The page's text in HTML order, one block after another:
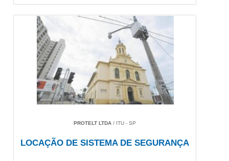
PROTELT LTDA / ITU - SP
LOCAÇÃO DE SISTEMA DE SEGURANÇA